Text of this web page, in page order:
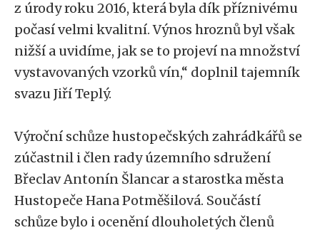
z úrody roku 2016, která byla dík příznivému
počasí velmi kvalitní. Výnos hroznů byl však
nižší a uvidíme, jak se to projeví na množství
vystavovaných vzorků vín,“ doplnil tajemník
svazu Jiří Teplý.
Výroční schůze hustopečských zahrádkářů se
zúčastnil i člen rady územního sdružení
Břeclav Antonín Šlancar a starostka města
Hustopeče Hana Potměšilová. Součástí
schůze bylo i ocenění dlouholetých členů